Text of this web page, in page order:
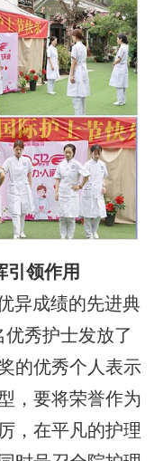
引领作用
异成绩的先进典
秀护士发放了
的优秀个人表示
，要将荣誉作为
，在平凡的护理